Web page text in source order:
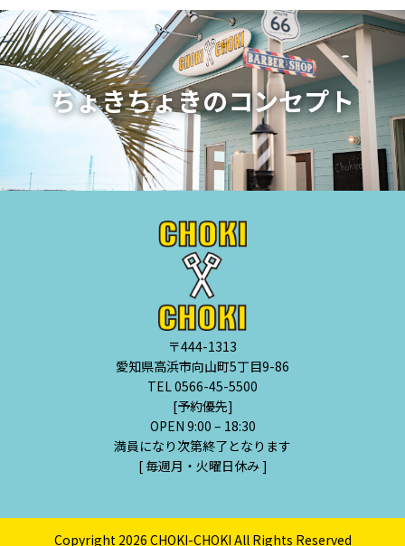
ちょきちょきのコンセプト
〒444-1313
愛知県高浜市向山町5丁目9-86
TEL 0566-45-5500
[予約優先]
OPEN 9:00 – 18:30
満員になり次第終了となります
[ 毎週月・火曜日休み ]
Copyright 2026 CHOKI-CHOKI All Rights Reserved